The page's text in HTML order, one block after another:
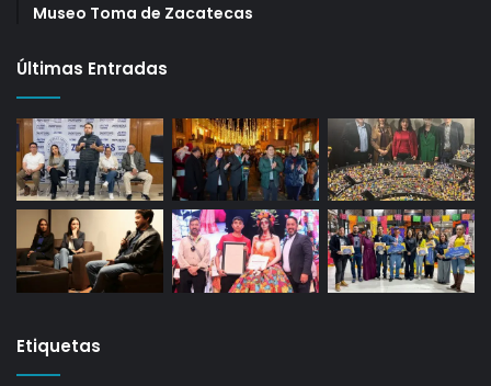
Museo Toma de Zacatecas
Últimas Entradas
Etiquetas